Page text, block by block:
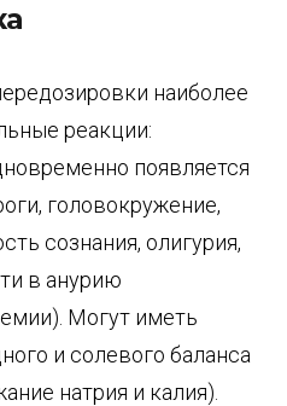
наиболее
реакции:
появляется
головокружение,
сознания, олигурия,
в анурию
Могут иметь
и солевого баланса
натрия и калия).